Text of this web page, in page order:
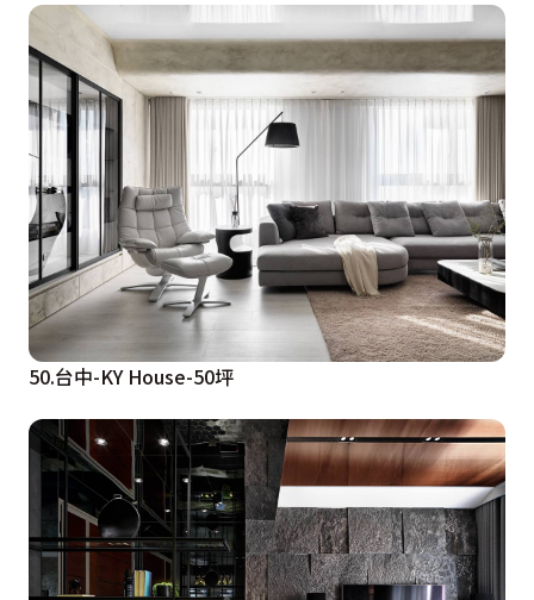
50.台中-KY House-50坪